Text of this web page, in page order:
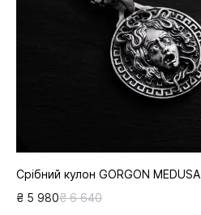
Срібний кулон GORGON MEDUSA
₴ 5 980₴ 6 640